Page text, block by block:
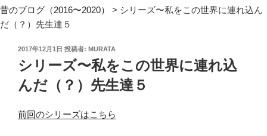
昔のブログ（2016〜2020） > シリーズ〜私をこの世界に連れ込ん
だ（？）先生達５
投
稿
日:
2017年12月1日 投稿者: MURATA
シリーズ〜私をこの世界に連れ込
んだ（？）先生達５
前回のシリーズはこちら